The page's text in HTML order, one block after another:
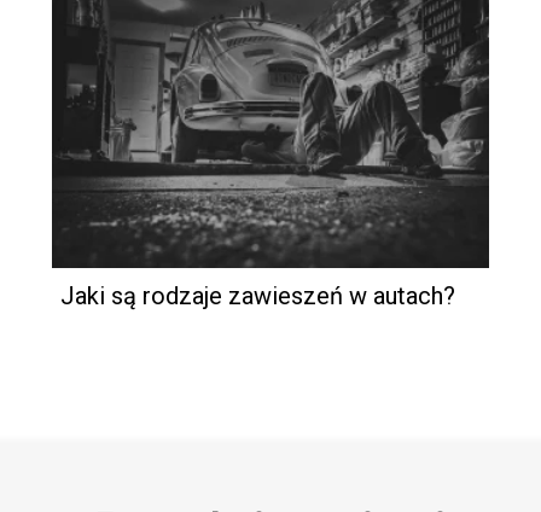
Jaki są rodzaje zawieszeń w autach?